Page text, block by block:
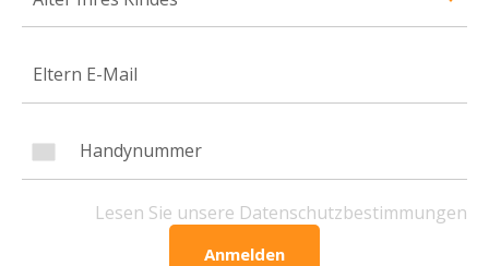
Lesen Sie unsere Datenschutzbestimmungen
Anmelden
BITTE KONTAKTIEREN SIE MICH